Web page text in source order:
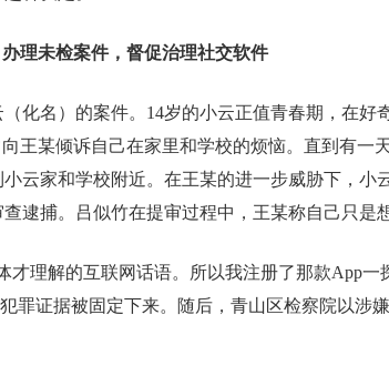
办理未检案件，督促治理社交软件
化名）的案件。14岁的小云正值青春期，在
王某倾诉自己在家里和学校的烦恼。直到有一
云家和学校附近。在王某的进一步威胁下，小
逮捕。吕似竹在提审过程中，王某称自己只是
理解的互联网话语。所以我注册了那款App一
罪证据被固定下来。随后，青山区检察院以涉